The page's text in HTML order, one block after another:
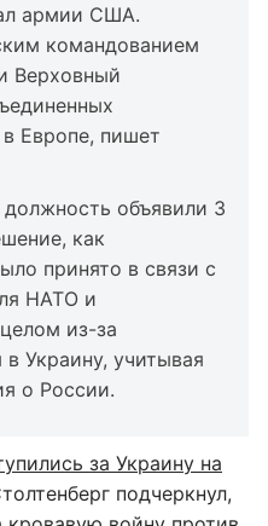
армии США.
командованием
Верховный
Европе, пишет
объявили 3
как
принято в связи с
НАТО и
из-за
Украину, учитывая
о России.
за Украину на
подчеркнул,